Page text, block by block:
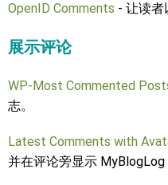
OpenID Comments - 让读者
展示评论
WP-Most Commented
志。
Latest Comments with
并在评论旁显示 MyBlogLog